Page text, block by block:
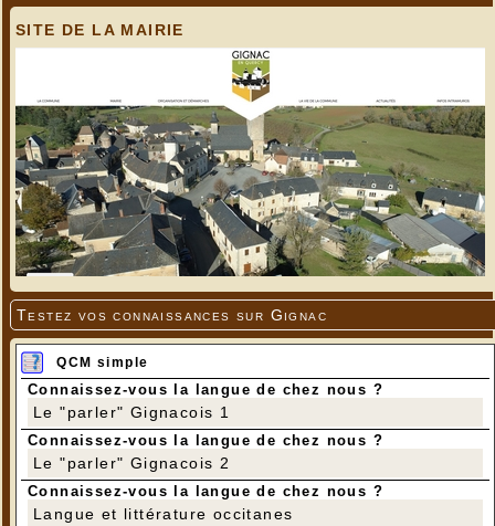
SITE DE LA MAIRIE
Testez vos connaissances sur Gignac
QCM simple
Connaissez-vous la langue de chez nous ?
Le "parler" Gignacois 1
Connaissez-vous la langue de chez nous ?
Le "parler" Gignacois 2
Connaissez-vous la langue de chez nous ?
Langue et littérature occitanes